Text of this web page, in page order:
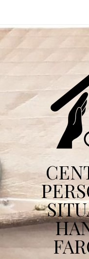
content